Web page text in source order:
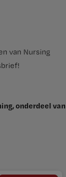
van Nursing
!
onderdeel van